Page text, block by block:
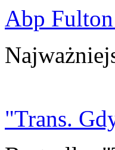
Abp Fulton
"Trans.